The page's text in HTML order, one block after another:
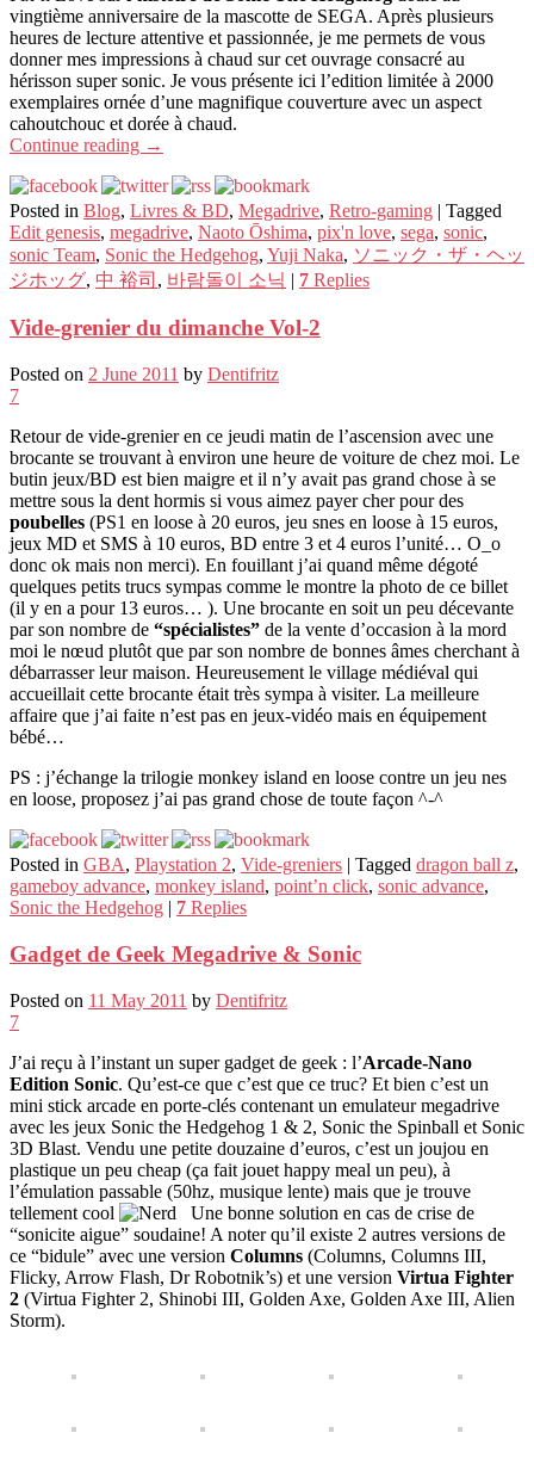
vingtième anniversaire de la mascotte de SEGA. Après plusieurs
heures de lecture attentive et passionnée, je me permets de vous
donner mes impressions à chaud sur cet ouvrage consacré au
hérisson super sonic. Je vous présente ici l’edition limitée à 2000
exemplaires ornée d’une magnifique couverture avec un aspect
cahoutchouc et dorée à chaud.
Continue reading →
Posted in Blog, Livres & BD, Megadrive, Retro-gaming | Tagged
Edit genesis, megadrive, Naoto Ōshima, pix'n love, sega, sonic,
sonic Team, Sonic the Hedgehog, Yuji Naka, ソニック・ザ・ヘッ
ジホッグ, 中 裕司 , 바람돌이 소닉 | 7 Replies
Vide-grenier du dimanche Vol-2
Posted on 2 June 2011 by Dentifritz
7
Retour de vide-grenier en ce jeudi matin de l’ascension avec une
brocante se trouvant à environ une heure de voiture de chez moi. Le
butin jeux/BD est bien maigre et il n’y avait pas grand chose à se
mettre sous la dent hormis si vous aimez payer cher pour des
poubelles (PS1 en loose à 20 euros, jeu snes en loose à 15 euros,
jeux MD et SMS à 10 euros, BD entre 3 et 4 euros l’unité… O_o
donc ok mais non merci). En fouillant j’ai quand même dégoté
quelques petits trucs sympas comme le montre la photo de ce billet
(il y en a pour 13 euros… ). Une brocante en soit un peu décevante
par son nombre de “spécialistes” de la vente d’occasion à la mord
moi le nœud plutôt que par son nombre de bonnes âmes cherchant à
débarrasser leur maison. Heureusement le village médiéval qui
accueillait cette brocante était très sympa à visiter. La meilleure
affaire que j’ai faite n’est pas en jeux-vidéo mais en équipement
bébé…
PS : j’échange la trilogie monkey island en loose contre un jeu nes
en loose, proposez j’ai pas grand chose de toute façon ^-^
Posted in GBA, Playstation 2, Vide-greniers | Tagged dragon ball z,
gameboy advance, monkey island, point’n click, sonic advance,
Sonic the Hedgehog | 7 Replies
Gadget de Geek Megadrive & Sonic
Posted on 11 May 2011 by Dentifritz
7
J’ai reçu à l’instant un super gadget de geek : l’Arcade-Nano
Edition Sonic. Qu’est-ce que c’est que ce truc? Et bien c’est un
mini stick arcade en porte-clés contenant un emulateur megadrive
avec les jeux Sonic the Hedgehog 1 & 2, Sonic the Spinball et Sonic
3D Blast. Vendu une petite douzaine d’euros, c’est un joujou en
plastique un peu cheap (ça fait jouet happy meal un peu), à
l’émulation passable (50hz, musique lente) mais que je trouve
tellement cool
Une bonne solution en cas de crise de
“sonicite aigue” soudaine! A noter qu’il existe 2 autres versions de
ce “bidule” avec une version Columns (Columns, Columns III,
Flicky, Arrow Flash, Dr Robotnik’s) et une version Virtua Fighter
2 (Virtua Fighter 2, Shinobi III, Golden Axe, Golden Axe III, Alien
Storm).